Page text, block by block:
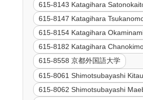
615-8143 Katagihara
615-8147 Katagihara
615-8154 Katagihara
615-8182 Katagihara
615-8558 京都外国語大学
615-8061 Shimotsubayashi
615-8062 Shimotsubayashi